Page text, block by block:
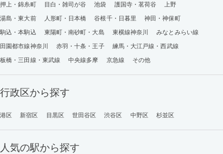
押上・錦糸町
目白・雑司が谷 池袋 護国寺・茗荷谷
上野
湯島・東大前
人形町・日本橋 谷根千・日暮里
神田・神保町
駒込・本駒込
東陽町・南砂町・大島 東横線神奈川
みなとみらい線
田園都市線神奈川
赤羽・十条・王子
練馬・大江戸線・西武線
板橋・三田線・東武線
中央線多摩 京急線 その他
行政区から探す
港区 新宿区 目黒区 世田谷区 渋谷区 中野区 杉並区
人気の駅から探す